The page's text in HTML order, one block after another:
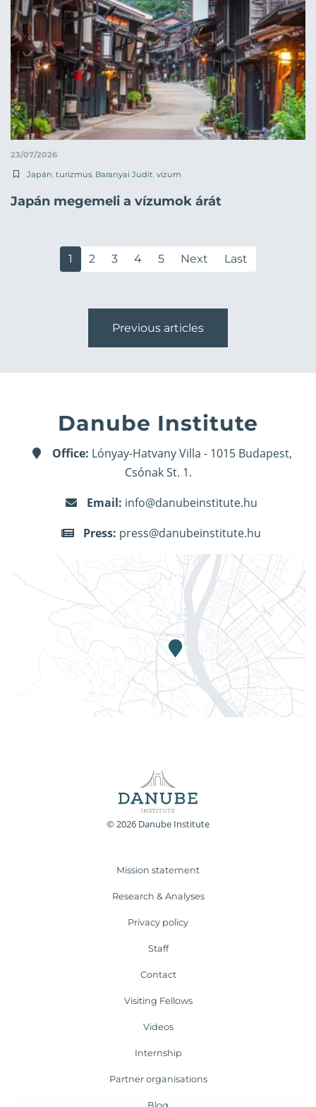
23/07/2026
Japán, turizmus, Baranyai Judit, vízum
Japán megemeli a vízumok árát
1 2 3 4 5 Next Last
Previous articles
Danube Institute
Office: Lónyay-Hatvany Villa - 1015 Budapest,
Csónak St. 1.
Email: info@danubeinstitute.hu
Press: press@danubeinstitute.hu
© 2026 Danube Institute
Mission statement
Research & Analyses
Privacy policy
Staff
Contact
Visiting Fellows
Videos
Internship
Partner organisations